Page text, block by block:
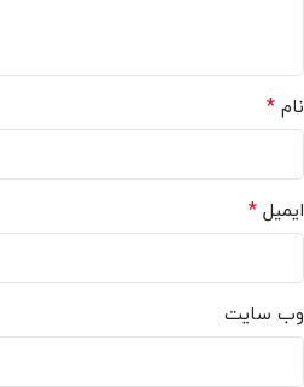
نام *
ایمیل *
وب‌ سایت